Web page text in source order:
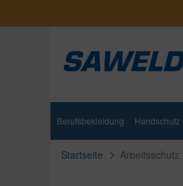
Schweißbrenner Schweißgeräte
Berufsbekleidung Handschutz
Startseite Arbeitsschutz